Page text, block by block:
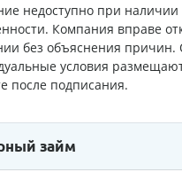
недоступно при
Компания вправе
без объяснения
условия
после подписания.
займ